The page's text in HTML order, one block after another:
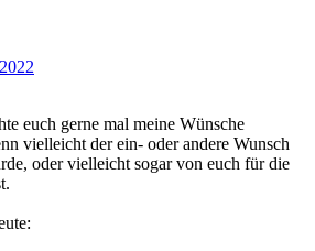
euch gerne mal meine Wünsche
vielleicht der ein- oder andere Wunsch
oder vielleicht sogar von euch für die